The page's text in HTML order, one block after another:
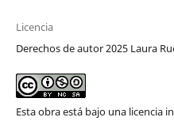
Licencia
Derechos de autor 2025 Laura
Esta obra está bajo una licencia